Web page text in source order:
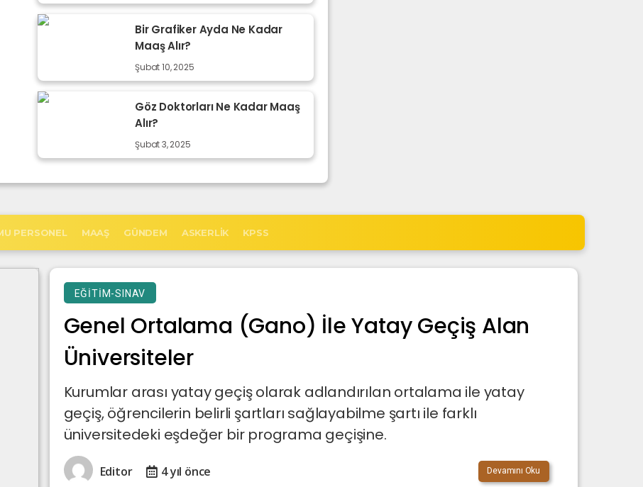
Bir Grafiker Ayda Ne Kadar
Maaş Alır?
Şubat 10, 2025
Göz Doktorları Ne Kadar Maaş
Alır?
Şubat 3, 2025
PERSONEL MAAŞ GÜNDEM ASKERLIK KPSS
EĞITIM-SINAV
Genel Ortalama (Gano) İle Yatay Geçiş Alan
Üniversiteler
Kurumlar arası yatay geçiş olarak adlandırılan ortalama ile yatay
geçiş, öğrencilerin belirli şartları sağlayabilme şartı ile farklı
üniversitedeki eşdeğer bir programa geçişine.
Editor 4 yıl önce Devamını Oku